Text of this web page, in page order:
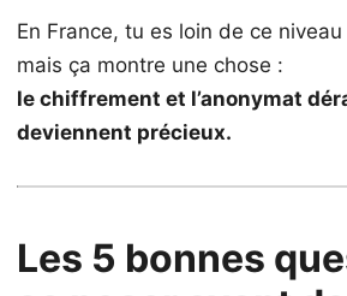
En France, tu es loin de ce
mais ça montre une chose :
le chiffrement et l’anonymat
deviennent précieux.
Les 5 bonnes